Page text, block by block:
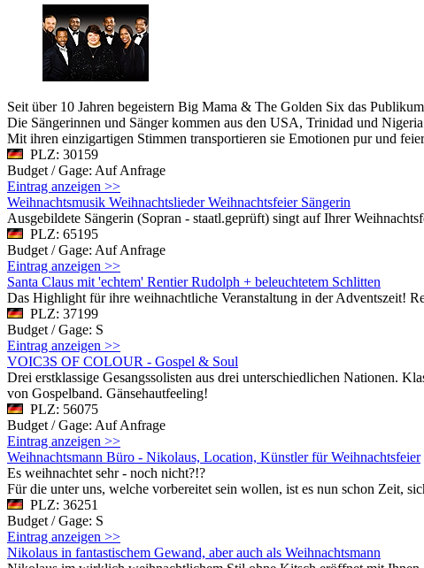
Seit über 10 Jahren begeistern Big Mama & The Golden Six das
Die Sängerinnen und Sänger kommen aus den USA, Trinidad und
Mit ihren einzigartigen Stimmen transportieren sie Emotionen pur und
PLZ: 30159
Budget / Gage: Auf Anfrage
Eintrag anzeigen >>
Weihnachtsmusik Weihnachtslieder Weihnachtsfeier Sängerin
Ausgebildete Sängerin (Sopran - staatl.geprüft) singt auf Ihrer
PLZ: 65195
Budget / Gage: Auf Anfrage
Eintrag anzeigen >>
Santa Claus mit 'echtem' Rentier Rudolph + beleuchtetem Schlitten
Das Highlight für ihre weihnachtliche Veranstaltung in der Adventszeit!
PLZ: 37199
Budget / Gage: S
Eintrag anzeigen >>
VOIC3S OF COLOUR - Gospel & Soul
Drei erstklassige Gesangssolisten aus drei unterschiedlichen Nationen.
von Gospelband. Gänsehautfeeling!
PLZ: 56075
Budget / Gage: Auf Anfrage
Eintrag anzeigen >>
Weihnachtsmann Büro - Nikolaus, Location, Künstler für Weihnachtsfeier
Es weihnachtet sehr - noch nicht?!?
Für die unter uns, welche vorbereitet sein wollen, ist es nun schon Zeit,
PLZ: 36251
Budget / Gage: S
Eintrag anzeigen >>
Nikolaus in fantastischem Gewand, aber auch als Weihnachtsmann